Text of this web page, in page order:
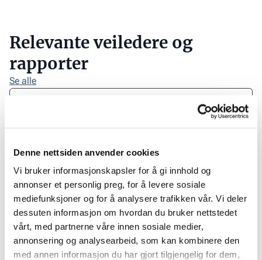
Denne nettsiden anvender cookies
Vi bruker informasjonskapsler for å gi innhold og
annonser et personlig preg, for å levere sosiale
mediefunksjoner og for å analysere trafikken vår. Vi deler
dessuten informasjon om hvordan du bruker nettstedet
vårt, med partnerne våre innen sosiale medier,
annonsering og analysearbeid, som kan kombinere den
med annen informasjon du har gjort tilgjengelig for dem,
Relevante veiledere og
rapporter
Se alle
ned
ESG report 2020
Last
ned
rapporten
Kun for medlem
GRI 205
Last
dokument
Kun for medlem